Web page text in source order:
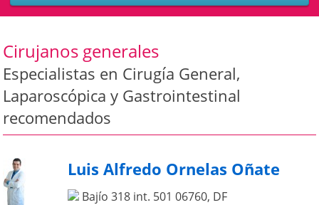
Cirujanos generales
Especialistas en Cirugía General,
Laparoscópica y Gastrointestinal
recomendados
Luis Alfredo Ornelas Oñate
Bajío 318 int. 501 06760, DF